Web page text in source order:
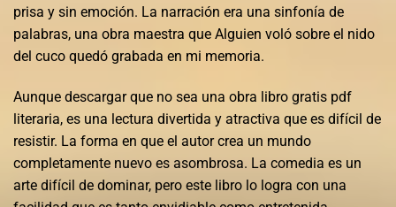
prisa y sin emoción. La narración era una sinfonía de
palabras, una obra maestra que Alguien voló sobre el nido
del cuco quedó grabada en mi memoria.
Aunque descargar que no sea una obra libro gratis pdf
literaria, es una lectura divertida y atractiva que es difícil de
resistir. La forma en que el autor crea un mundo
completamente nuevo es asombrosa. La comedia es un
arte difícil de dominar, pero este libro lo logra con una